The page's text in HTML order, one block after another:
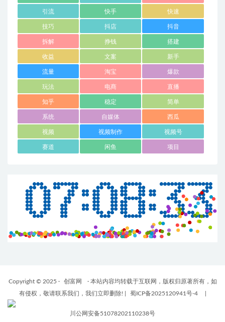
引流 快手 快速
技巧 抖店 抖音
拆解 挣钱 搭建
收益 文案 新手
流量 淘宝 爆款
玩法 电商 直播
知乎 稳定 简单
系统 自媒体 西瓜
视频 视频制作 视频号
赛道 闲鱼 项目
Copyright © 2025 · 创富网
· 本站内容均转载于互联网，版权归原著所有，如
有侵权，敬请联系我们，我们立即删除!
蜀ICP备2025120941号-4
川公网安备51078202110238号